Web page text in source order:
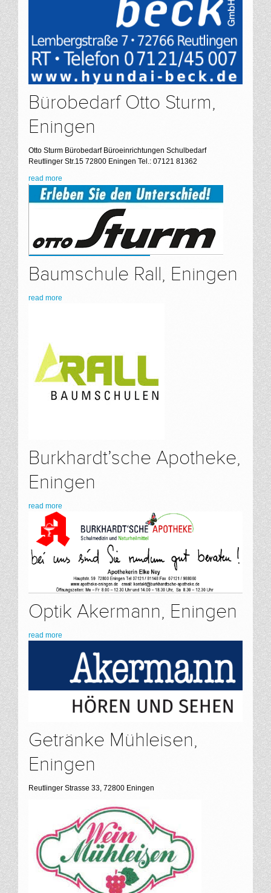
Bürobedarf Otto Sturm,
Eningen
Otto Sturm Bürobedarf Büroeinrichtungen Schulbedarf
Reutlinger Str.15 72800 Eningen Tel.: 07121 81362
read more
Baumschule Rall, Eningen
read more
Burkhardt’sche Apotheke,
Eningen
read more
Optik Akermann, Eningen
read more
Getränke Mühleisen,
Eningen
Reutlinger Strasse 33, 72800 Eningen